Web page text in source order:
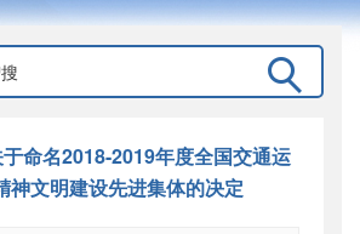
命名2018-2019年度全国交通运
神文明建设先进集体的决定